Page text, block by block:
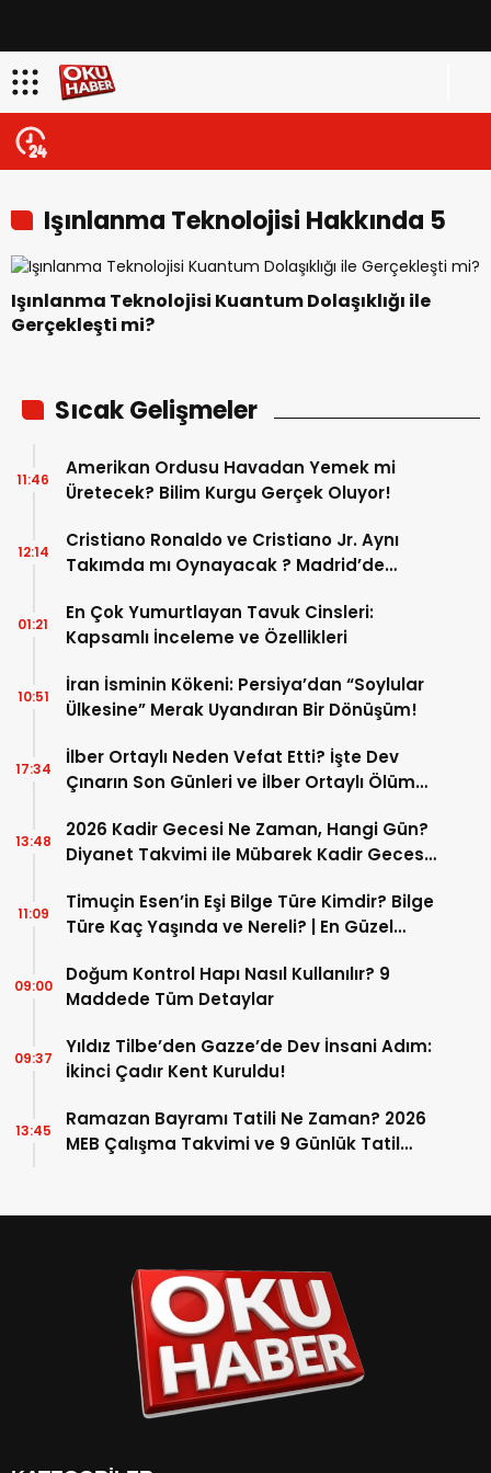
Işınlanma Teknolojisi Hakkında 5
Enteresan Bilgi
Işınlanma Teknolojisi Kuantum Dolaşıklığı ile
Gerçekleşti mi?
Sıcak Gelişmeler
Amerikan Ordusu Havadan Yemek mi
Üretecek? Bilim Kurgu Gerçek Oluyor!
11:46
Cristiano Ronaldo ve Cristiano Jr. Aynı
Takımda mı Oynayacak ? Madrid’de
12:14
En Çok Yumurtlayan Tavuk Cinsleri:
Kapsamlı İnceleme ve Özellikleri
01:21
İran İsminin Kökeni: Persiya’dan “Soylular
Ülkesine” Merak Uyandıran Bir Dönüşüm!
10:51
İlber Ortaylı Neden Vefat Etti? İşte Dev
Çınarın Son Günleri ve İlber Ortaylı Ölüm
17:34
2026 Kadir Gecesi Ne Zaman, Hangi Gün?
Diyanet Takvimi ile Mübarek Kadir Gecesi
13:48
Timuçin Esen’in Eşi Bilge Türe Kimdir? Bilge
Türe Kaç Yaşında ve Nereli? | En Güzel
11:09
Doğum Kontrol Hapı Nasıl Kullanılır? 9
Maddede Tüm Detaylar
09:00
Yıldız Tilbe’den Gazze’de Dev İnsani Adım:
İkinci Çadır Kent Kuruldu!
09:37
Ramazan Bayramı Tatili Ne Zaman? 2026
MEB Çalışma Takvimi ve 9 Günlük Tatil
13:45